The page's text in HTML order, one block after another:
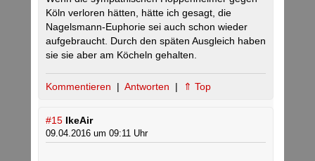
Köln verloren hätten, hätte ich gesagt, die
Nagelsmann-Euphorie sei auch schon wieder
aufgebraucht. Durch den späten Ausgleich haben
sie sie aber am Köcheln gehalten.
Kommentieren | Antworten | ⇑ Top
#15 IkeAir
09.04.2016 um 09:11 Uhr